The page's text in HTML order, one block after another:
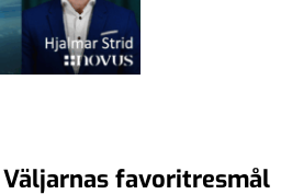
Väljarnas favoritresmål